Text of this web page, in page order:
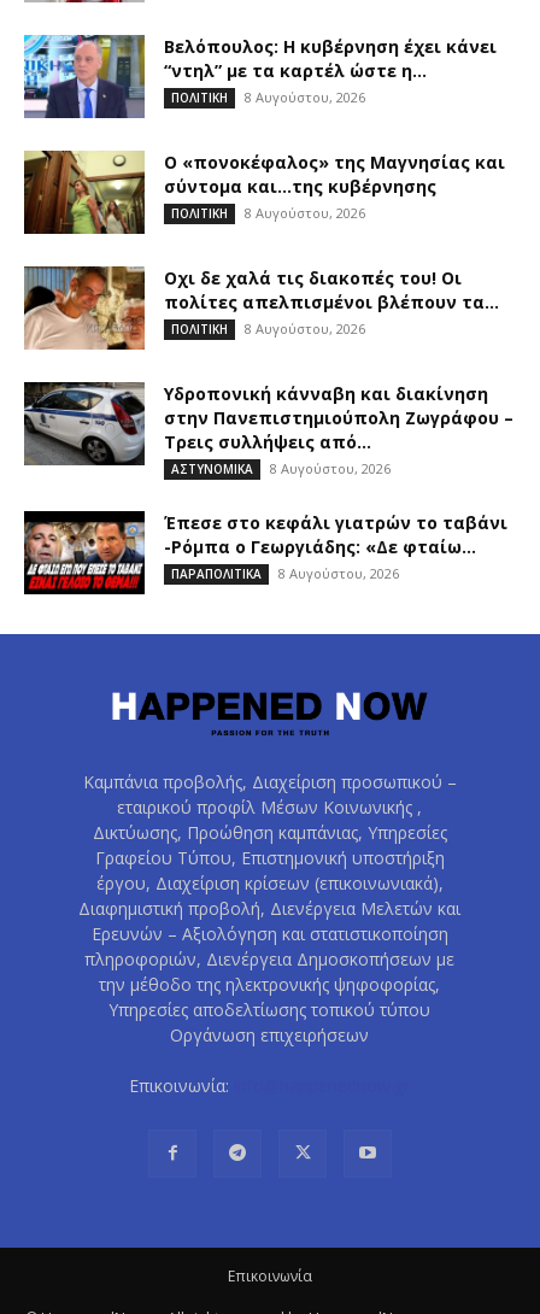
Βελόπουλος: Η κυβέρνηση έχει κάνει
“ντηλ” με τα καρτέλ ώστε η...
ΠΟΛΙΤΙΚΗ 8 Αυγούστου, 2026
Ο «πονοκέφαλος» της Μαγνησίας και
σύντομα και…της κυβέρνησης
ΠΟΛΙΤΙΚΗ 8 Αυγούστου, 2026
Οχι δε χαλά τις διακοπές του! Οι
πολίτες απελπισμένοι βλέπουν τα...
ΠΟΛΙΤΙΚΗ 8 Αυγούστου, 2026
Υδροπονική κάνναβη και διακίνηση
στην Πανεπιστημιούπολη Ζωγράφου –
Τρεις συλλήψεις από...
ΑΣΤΥΝΟΜΙΚΑ 8 Αυγούστου, 2026
Έπεσε στο κεφάλι γιατρών το ταβάνι
-Ρόμπα ο Γεωργιάδης: «Δε φταίω...
ΠΑΡΑΠΟΛΙΤΙΚΑ 8 Αυγούστου, 2026
Καμπάνια προβολής, Διαχείριση προσωπικού –
εταιρικού προφίλ Μέσων Κοινωνικής ,
Δικτύωσης, Προώθηση καμπάνιας, Υπηρεσίες
Γραφείου Τύπου, Επιστημονική υποστήριξη
έργου, Διαχείριση κρίσεων (επικοινωνιακά),
Διαφημιστική προβολή, Διενέργεια Μελετών και
Ερευνών – Αξιολόγηση και στατιστικοποίηση
πληροφοριών, Διενέργεια Δημοσκοπήσεων με
την μέθοδο της ηλεκτρονικής ψηφοφορίας,
Υπηρεσίες αποδελτίωσης τοπικού τύπου
Οργάνωση επιχειρήσεων
Επικοινωνία:
Eπικοινωνία